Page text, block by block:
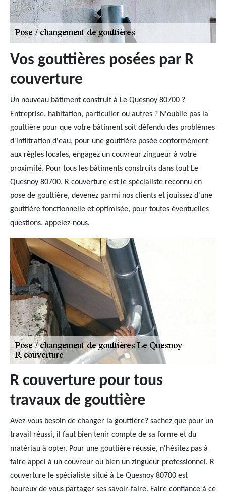
Vos gouttières posées par R
couverture
Un nouveau bâtiment construit à Le Quesnoy 80700 ?
Entreprise, habitation, particulier ou autres ? N'oublie pas la
gouttière pour que votre bâtiment soit défendu des problèmes
d'infiltration d'eau, pour une gouttière posée conformément
aux règles locales, engagez un couvreur zingueur à votre
proximité. Pour tous les bâtiments construits dans tout Le
Quesnoy 80700, R couverture est le spécialiste reconnu en
pose de gouttière, devenez parmi nos clients et jouissez d'une
gouttière fonctionnelle et optimisée, pour toutes éventuelles
questions, appelez-nous.
R couverture pour tous
travaux de gouttière
Avez-vous besoin de changer la gouttière? sachez que pour un
travail réussi, il faut bien tenir compte de sa forme et du
matériau à opter. Pour une gouttière réussie, n'hésitez pas à
faire appel à un couvreur ou bien un zingueur professionnel. R
couverture le spécialiste situé à Le Quesnoy 80700 est
heureux de vous partager ses savoir-faire. Faire confiance à ce